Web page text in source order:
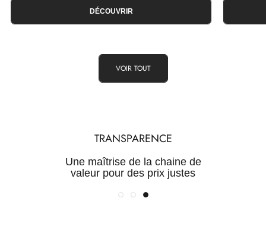
DÉCOUVRIR
VOIR TOUT
métaux rares
milliers de possibilités
TRANSPARENCE
Une maîtrise de la chaine de
valeur pour des prix justes